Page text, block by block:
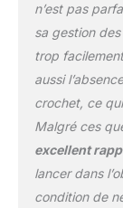
n’est pas
sa gestion
trop
aussi
crochet, ce
Malgré ces
excellent
lancer dans
condition de